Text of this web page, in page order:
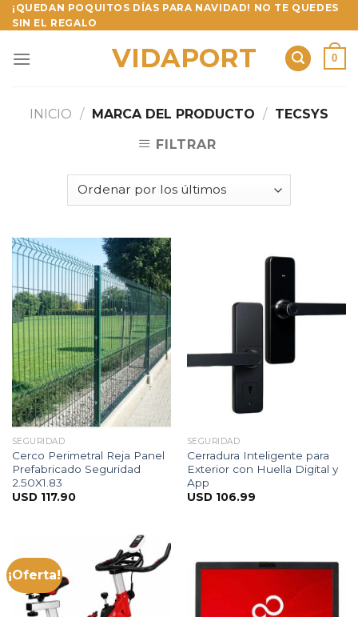
Skip
to
¡QUEDAN POQUITOS DÍAS PARA NAVIDAD! NO TE QUEDES
SIN EL REGALO
VIDAPORT 0
INICIO / MARCA DEL PRODUCTO / TECSYS
FILTRAR
SEGURIDAD
Cerco Perimetral Reja Panel
Prefabricado Seguridad
2.50X1.83
USD 117.90
SEGURIDAD
Cerradura Inteligente para
Exterior con Huella Digital y
App
USD 106.99
¡Oferta!